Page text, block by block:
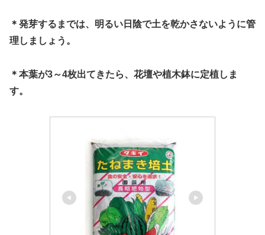
＊発芽するまでは、明るい日陰で土を乾かさないように管
理しましょう。
＊本葉が3～4枚出てきたら、花壇や植木鉢に定植しま
す。